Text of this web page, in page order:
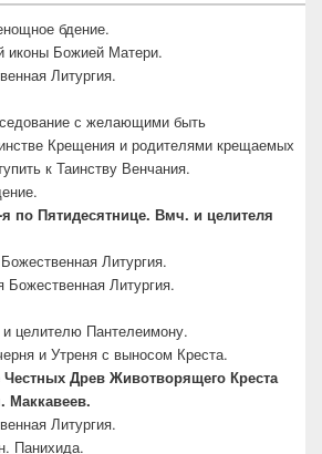
бдение.
иконы Божией Матери.
Литургия.
с желающими быть
Крещения и родителями крещаемых
к Таинству Венчания.
по Пятидесятнице. Вмч. и целителя
Литургия.
Литургия.
целителю Пантелеимону.
и Утреня с выносом Креста.
Честных Древ Животворящего Креста
Маккавеев.
Литургия.
Панихида.